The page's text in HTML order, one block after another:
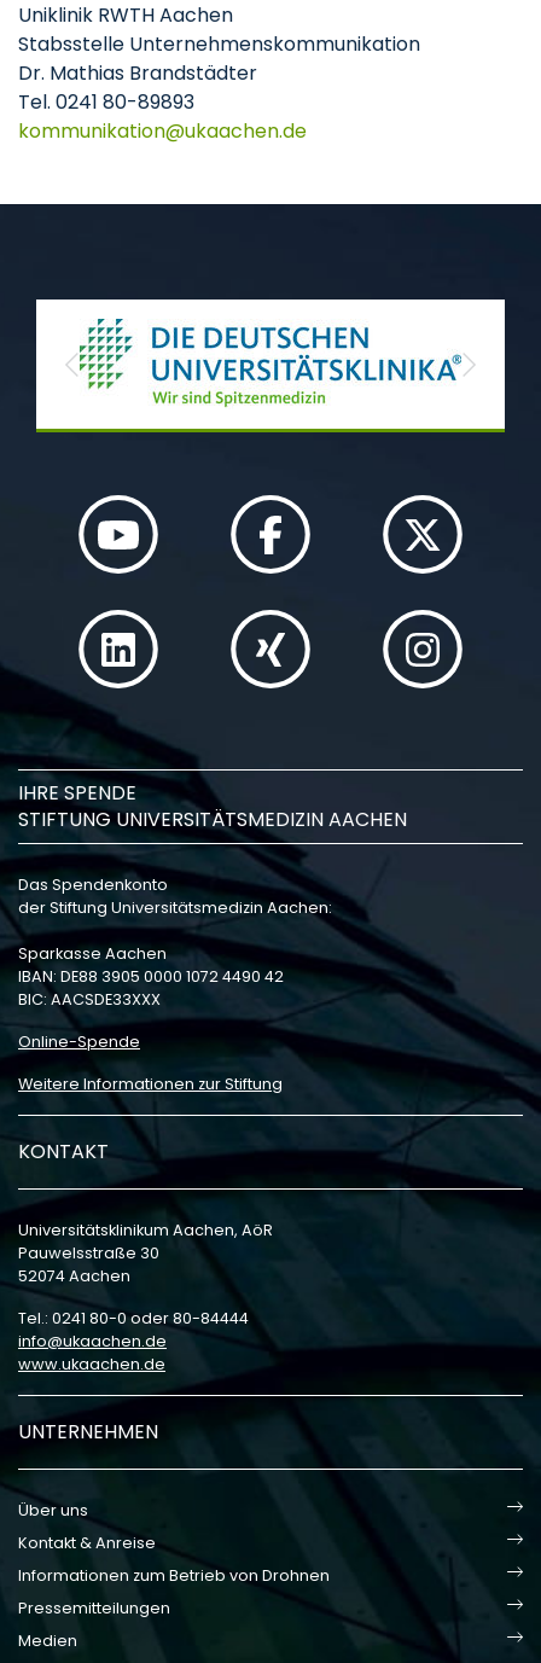
Uniklinik RWTH Aachen
Stabsstelle Unternehmenskommunikation
Dr. Mathias Brandstädter
Tel. 0241 80-89893
kommunikation
ukaachende
Previous Next
IHRE SPENDE
STIFTUNG UNIVERSITÄTSMEDIZIN AACHEN
Das Spendenkonto
der Stiftung Universitätsmedizin Aachen:
Sparkasse Aachen
IBAN: DE88 3905 0000 1072 4490 42
BIC: AACSDE33XXX
Online-Spende
Weitere Informationen zur Stiftung
KONTAKT
Universitätsklinikum Aachen, AöR
Pauwelsstraße 30
52074 Aachen
Tel.: 0241 80-0 oder 80-84444
info
ukaachen de
www.ukaachen.de
UNTERNEHMEN
Über uns
Kontakt & Anreise
Informationen zum Betrieb von Drohnen
Pressemitteilungen
Medien